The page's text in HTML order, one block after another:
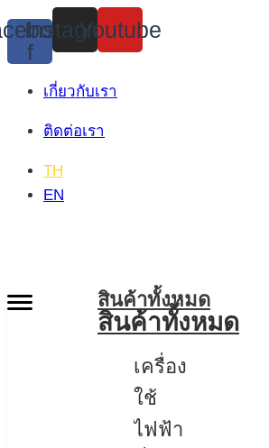
Skip
to
content
f
Instagram
Youtube
เกี่ยวกับเรา
ติดต่อเรา
TH
EN
สินค้าทั้งหมด
สินค้าทั้งหมด
เครื่อง
ใช้
ไฟฟ้า